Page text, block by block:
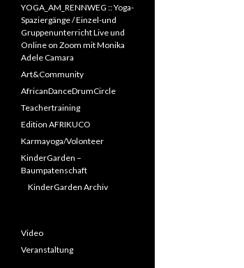
YOGA_AM_RENNWEG :: Yoga-
Spaziergänge / Einzel-und
Gruppenunterricht Live und
Online on Zoom mit Monika
Adele Camara
Art&Community
AfricanDanceDrumCircle
Teachertraining
Edition AFRIKUCO
Karmayoga/Volonteer
KinderGarden –
Baumpatenschaft
KinderGarden Archiv
Video
Veranstaltung